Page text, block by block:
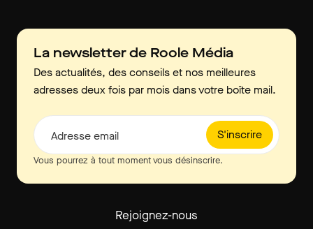
La newsletter de Roole Média
Des actualités, des conseils et nos meilleures
adresses deux fois par mois dans votre boîte mail.
S'inscrire
Adresse email
Vous pourrez à tout moment vous désinscrire.
Rejoignez-nous